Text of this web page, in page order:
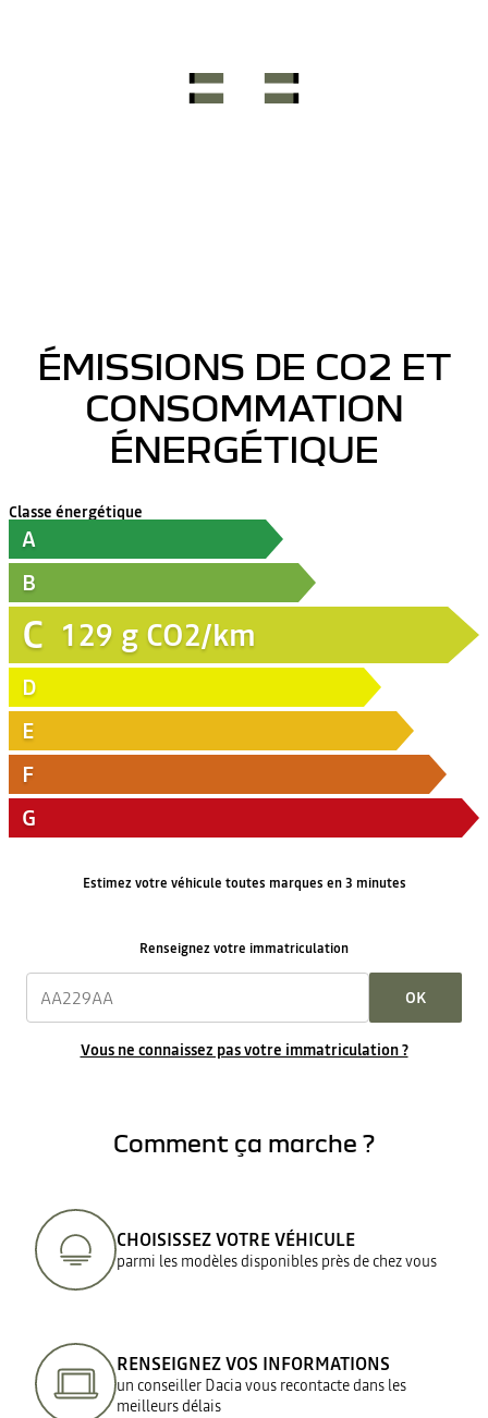
ÉMISSIONS DE CO2 ET
CONSOMMATION
ÉNERGÉTIQUE
Classe énergétique
A
B
C 129 g CO2/km
D
E
F
G
Estimez votre véhicule toutes marques en 3 minutes
Renseignez votre immatriculation
OK
Vous ne connaissez pas votre immatriculation ?
Comment ça marche ?
CHOISISSEZ VOTRE VÉHICULE
parmi les modèles disponibles près de chez vous
RENSEIGNEZ VOS INFORMATIONS
un conseiller Dacia vous recontacte dans les
meilleurs délais